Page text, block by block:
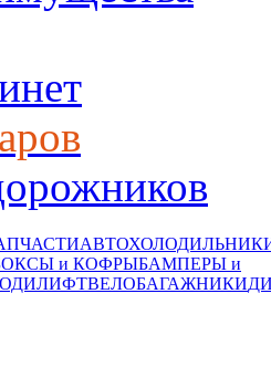
и КОФРЫБАМПЕРЫ и
ВЕЛОБАГАЖНИКИ